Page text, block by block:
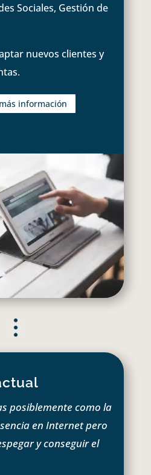
Sociales, Gestión de
nuevos clientes y
información
posiblemente como la
en Internet pero
y conseguir el